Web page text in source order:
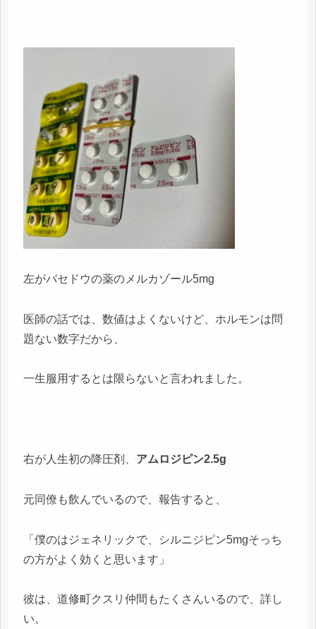
左がバセドウの薬のメルカゾール5mg
医師の話では、数値はよくないけど、ホルモンは問
題ない数字だから、
一生服用するとは限らないと言われました。
右が人生初の降圧剤、 アムロジピン2.5g
元同僚も飲んでいるので、報告すると、
「僕のはジェネリックで、シルニジピン5mgそっち
の方がよく効くと思います」
彼は、道修町クスリ仲間もたくさんいるので、詳し
い。